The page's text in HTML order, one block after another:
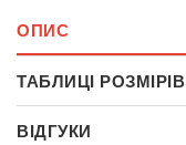
ОПИС
ТАБЛИЦІ
ВІДГУКИ